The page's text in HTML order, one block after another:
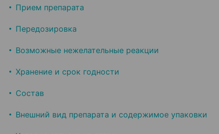
Прием препарата
Передозировка
Возможные нежелательные реакции
Хранение и срок годности
Состав
Внешний вид препарата и содержимое упаковки